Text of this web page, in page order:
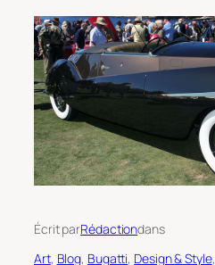
Écrit parRédactiondans
Art, Blog, Bugatti, Design & Style,